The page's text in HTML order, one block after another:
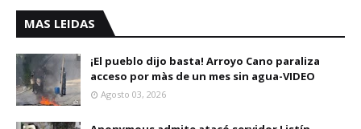
MAS LEIDAS
¡El pueblo dijo basta! Arroyo Cano paraliza
acceso por màs de un mes sin agua-VIDEO
Agosto 03, 2026